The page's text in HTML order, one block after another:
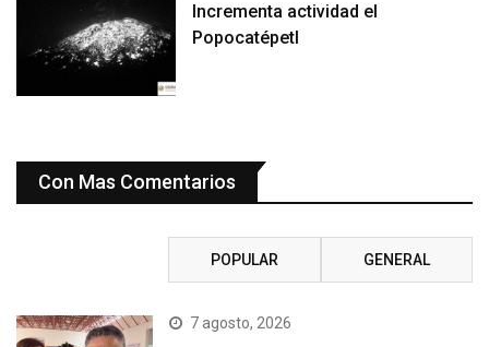
Incrementa actividad el
Popocatépetl
Con Mas Comentarios
POPULAR GENERAL
7 agosto, 2026